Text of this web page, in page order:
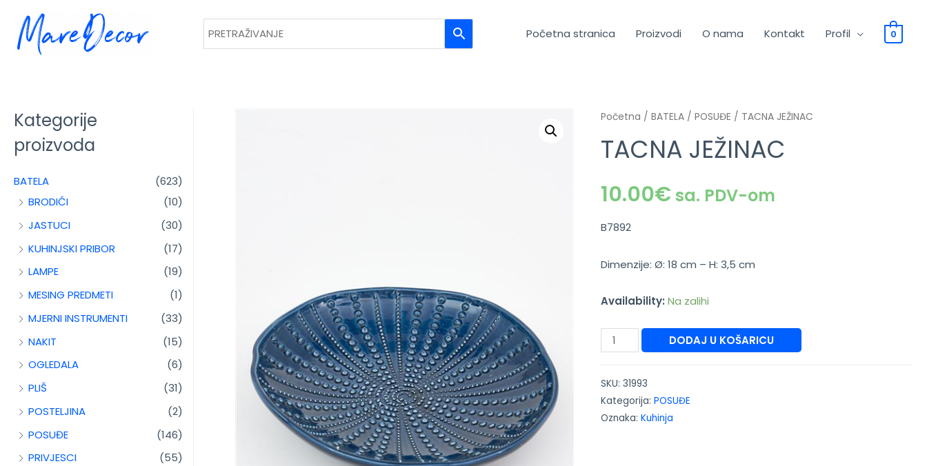
Početna stranica Proizvodi O nama Kontakt Profil 0
Kategorije
proizvoda
BATELA
(623)
BRODIĆI
(10)
JASTUCI
(30)
KUHINJSKI PRIBOR
(17)
LAMPE
(19)
MESING PREDMETI
(1)
MJERNI INSTRUMENTI
(33)
NAKIT
(15)
OGLEDALA
(6)
PLIŠ
(31)
POSTELJINA
(2)
POSUĐE
(146)
PRIVJESCI
(55)
Početna /BATELA /POSUĐE / TACNA JEŽINAC
TACNA JEŽINAC
10.00€sa. PDV-om
B7892
Dimenzije: Ø: 18 cm – H: 3,5 cm
Availability: Na zalihi
DODAJ U KOŠARICU
SKU:31993
Kategorija:POSUĐE
Oznaka:Kuhinja